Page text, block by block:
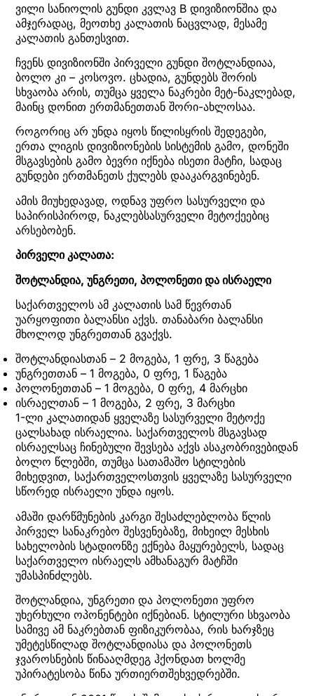
ვილი სანიოლის გუნდი კვლავ B დივიზიონშია და
ამჯერადაც, მეოთხე კალათის ნაცვლად, მესამე
კალათის განთესვით.
ჩვენს დივიზიონში პირველი გუნდი შოტლანდიაა,
ბოლო კი – კოსოვო. ცხადია, გუნდებს შორის
სხვაობა არის, თუმცა ყველა ნაკრები მეტ-ნაკლებად,
მაინც დონით ერთმანეთთან შორი-ახლოსაა.
როგორიც არ უნდა იყოს წილისყრის შედეგები,
ერთა ლიგის დივიზიონების სისტემის გამო, დონეში
მსგავსების გამო ბევრი იქნება ისეთი მატჩი, სადაც
გუნდები ერთმანეთს ქულებს დააკარგვინებენ.
ამის მიუხედავად, ოდნავ უფრო სასურველი და
საპირისპიროდ, ნაკლებსასურველი მეტოქეებიც
არსებობენ.
პირველი კალათა:
შოტლანდია, უნგრეთი, პოლონეთი და ისრაელი
საქართველოს ამ კალათის სამ წევრთან
უარყოფითი ბალანსი აქვს. თანაბარი ბალანსი
მხოლოდ უნგრეთთან გვაქვს.
შოტლანდიასთან – 2 მოგება, 1 ფრე, 3 წაგება
უნგრეთთან – 1 მოგება, 0 ფრე, 1 წაგება
პოლონეთთან – 1 მოგება, 0 ფრე, 4 მარცხი
ისრაელთან – 1 მოგება, 2 ფრე, 3 მარცხი
1-ლი კალათიდან ყველაზე სასურველი მეტოქე
ცალსახად ისრაელია. საქართველოს მსგავსად
ისრაელსაც ჩინებული შევსება აქვს ასაკობრივებიდან
ბოლო წლებში, თუმცა სათამაშო სტილების
მიხედვით, საქართველოსთვის ყველაზე სასურველი
სწორედ ისრაელი უნდა იყოს.
ამაში დარწმუნების კარგი შესაძლებლობა წლის
პირველ სანაკრებო შესვენებაზე, მიხეილ მესხის
სახელობის სტადიონზე ექნება მაყურებელს, სადაც
საქართველო ისრაელს ამხანაგურ მატჩში
უმასპინძლებს.
შოტლანდია, უნგრეთი და პოლონეთი უფრო
უხერხული ოპონენტები იქნებიან. სტილური სხვაობა
სამივე ამ ნაკრებთან ფიზიკურობაა, რის ხარჯზეც
უმეტესწილად შოტლანდიასა და პოლონეთს
ჯვაროსნების წინააღმდეგ ჰქონდათ ხოლმე
უპირატესობა წინა ურთიერთშეხვედრებში.